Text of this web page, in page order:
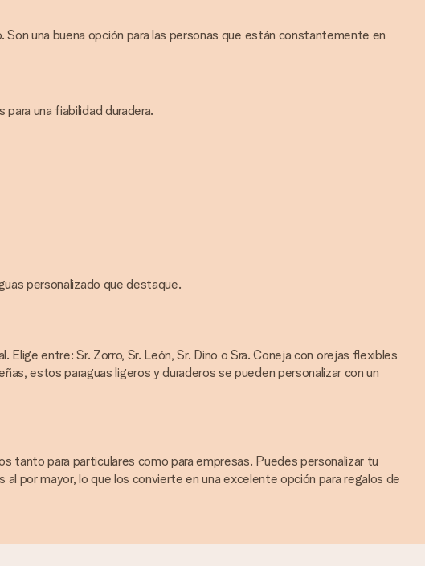
una buena opción para las personas que están constantemente en
una fiabilidad duradera.
personalizado que destaque.
Elige entre: Sr. Zorro, Sr. León, Sr. Dino o Sra. Coneja con orejas flexibles
estos paraguas ligeros y duraderos se pueden personalizar con un
tanto para particulares como para empresas. Puedes personalizar tu
por mayor, lo que los convierte en una excelente opción para regalos de